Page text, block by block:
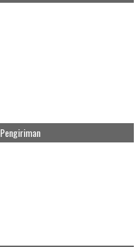
Pengiriman